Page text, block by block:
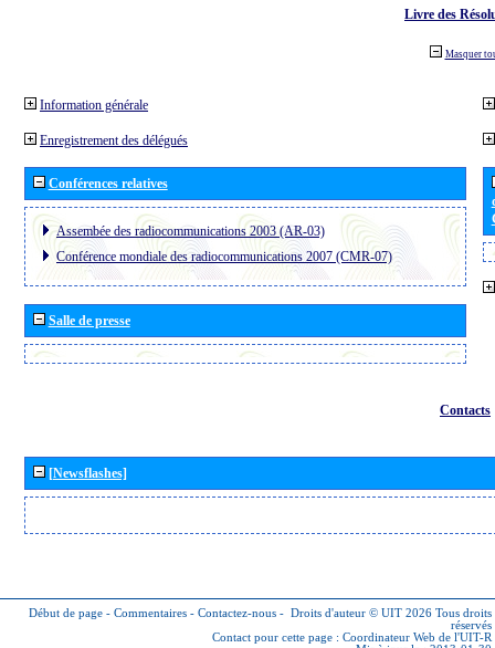
Livre des
Masquer
Information générale
Enregistrement des délégués
Conférences relatives
Assembée des radiocommunications 2003 (AR-03)
Conférence mondiale des radiocommunications 2007 (CMR-07)
Salle de presse
Contacts
[Newsflashes]
Début de page - Commentaires - Contactez-nous - Droits d'auteur © UIT 2026 Tous droits
réservés
Contact pour cette page : Coordinateur Web de l'UIT-R